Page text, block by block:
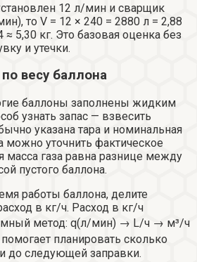
12 л/мин и сварщик
то V = 12 × 240 = 2880 л = 2,88
≈ 5,30 кг. Это базовая оценка без
и утечки.
весу баллона
баллоны заполнены жидким
узнать запас — взвесить
указана тара и номинальная
можно уточнить фактическое
масса газа равна разнице между
пустого баллона.
работы баллона, делите
в кг/ч. Расход в кг/ч
метод: q(л/мин) → L/ч → м³/ч
планировать сколько
до следующей заправки.